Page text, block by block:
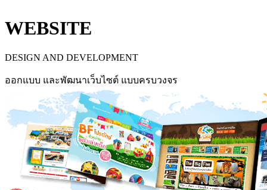
WEBSITE
DESIGN AND DEVELOPMENT
ออกแบบ และพัฒนาเว็บไซต์ แบบครบวงจร